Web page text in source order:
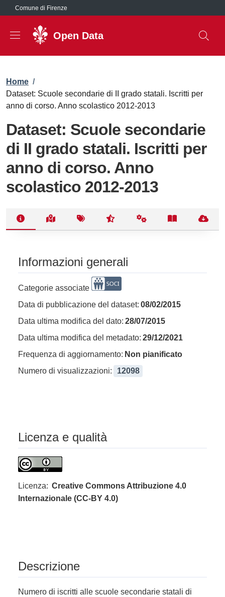
Salta al contenuto principale
Comune di Firenze
Open Data
Briciole di pane
Home /
Dataset: Scuole secondarie di II grado statali. Iscritti per
anno di corso. Anno scolastico 2012-2013
Dataset: Scuole secondarie
di II grado statali. Iscritti per
anno di corso. Anno
scolastico 2012-2013
Informazioni generali
Categorie associate
Data di pubblicazione del dataset: 08/02/2015
Data ultima modifica del dato: 28/07/2015
Data ultima modifica del metadato: 29/12/2021
Frequenza di aggiornamento: Non pianificato
Numero di visualizzazioni:
12098
Licenza e qualità
Licenza: Creative Commons Attribuzione 4.0
Internazionale (CC-BY 4.0)
Descrizione
Numero di iscritti alle scuole secondarie statali di